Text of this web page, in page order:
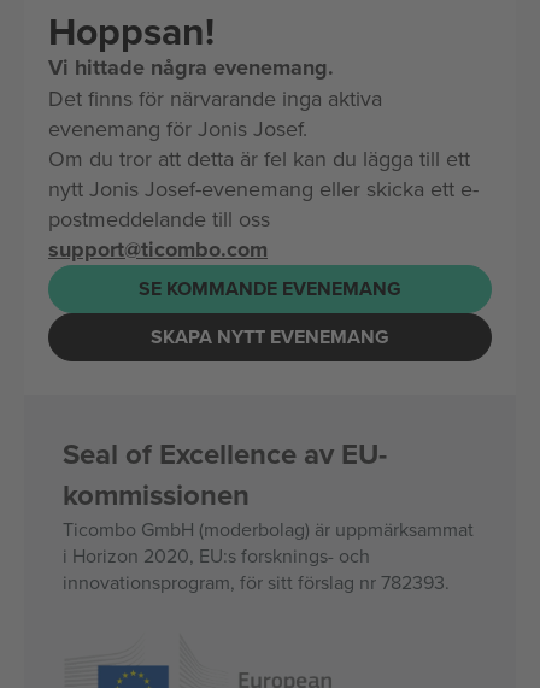
Hoppsan!
Vi hittade några evenemang.
Det finns för närvarande inga aktiva
evenemang för Jonis Josef.
Om du tror att detta är fel kan du lägga till ett
nytt Jonis Josef-evenemang eller skicka ett e-
postmeddelande till oss
support@ticombo.com
SE KOMMANDE EVENEMANG
SKAPA NYTT EVENEMANG
Seal of Excellence av EU-
kommissionen
Ticombo GmbH (moderbolag) är uppmärksammat
i Horizon 2020, EU:s forsknings- och
innovationsprogram, för sitt förslag nr 782393.